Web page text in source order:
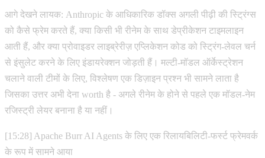
आगे देखने लायक: Anthropic के आधिकारिक डॉक्स अगली पीढ़ी की स्ट्रिंग्स
को कैसे फ्रेम करते हैं, क्या किसी भी रीनेम के साथ डेप्रीकेशन टाइमलाइन
आती हैं, और क्या प्रोवाइडर लाइब्रेरीज़ एप्लिकेशन कोड को स्ट्रिंग-लेवल चर्न
से इंसुलेट करने के लिए इंडायरेक्शन जोड़ती हैं। मल्टी-मॉडल ऑर्केस्ट्रेशन
चलाने वाली टीमों के लिए, विश्लेषण एक डिज़ाइन प्रश्न भी सामने लाता है
जिसका उत्तर अभी देना worth है - अगले रीनेम के होने से पहले एक मॉडल-नेम
रजिस्ट्री लेयर बनाना है या नहीं।
[15:28] Apache Burr AI Agents के लिए एक रिलायबिलिटी-फर्स्ट फ्रेमवर्क
के रूप में सामने आया